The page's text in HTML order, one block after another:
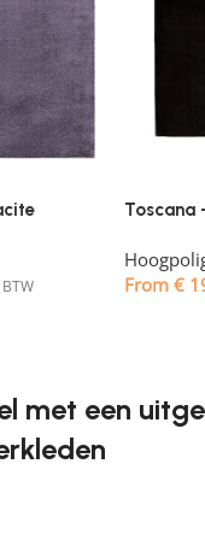
Toscana
From €
met een